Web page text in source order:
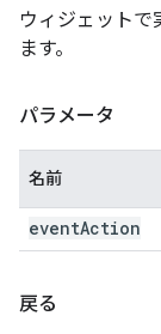
ウィジェットで
ます。
パラメータ
名前
eventAction
戻る